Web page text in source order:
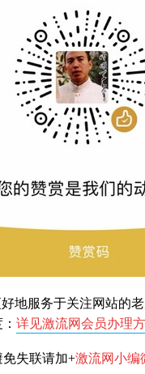
地服务于关注网站的
详见激流网会员办理
免失联请加+激流网小编